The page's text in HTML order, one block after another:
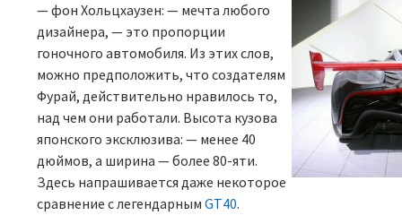
—фон Хольцхаузен:— мечта любого
дизайнера, — это пропорции
гоночного автомобиля. Из этих слов,
можно предположить, что создателям
Фурай, действительно нравилось то,
над чем они работали. Высота кузова
японского эксклюзива:— менее 40
дюймов, а ширина — более 80-яти.
Здесь напрашивается даже некоторое
сравнение с легендарнымGT40.